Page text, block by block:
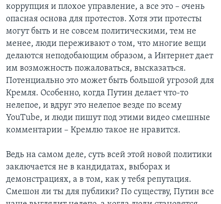
коррупция и плохое управление, а все это – очень
опасная основа для протестов. Хотя эти протесты
могут быть и не совсем политическими, тем не
менее, люди переживают о том, что многие вещи
делаются неподобающим образом, а Интернет дает
им возможность пожаловаться, высказаться.
Потенциально это может быть большой угрозой для
Кремля. Особенно, когда Путин делает что-то
нелепое, и вдруг это нелепое везде по всему
YouTube, и люди пишут под этими видео смешные
комментарии – Кремлю такое не нравится.
Ведь на самом деле, суть всей этой новой политики
заключается не в кандидатах, выборах и
демонстрациях, а в том, как у тебя репутация.
Смешон ли ты для публики? По существу, Путин все